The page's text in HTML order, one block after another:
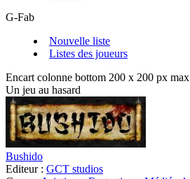
G-Fab
Nouvelle liste
Listes des joueurs
Encart colonne bottom 200 x 200 px max
Un jeu au hasard
Bushido
Editeur : GCT studios